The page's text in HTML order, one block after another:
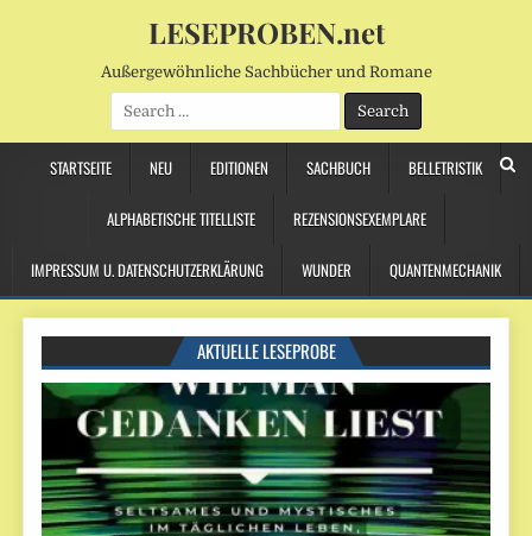
LESEPROBEN.net
Außergewöhnliche Sachbücher und Romane
Search
for:
STARTSEITE NEU EDITIONEN SACHBUCH BELLETRISTIK
ALPHABETISCHE TITELLISTE REZENSIONSEXEMPLARE
IMPRESSUM U. DATENSCHUTZERKLÄRUNG WUNDER QUANTENMECHANIK
AKTUELLE LESEPROBE